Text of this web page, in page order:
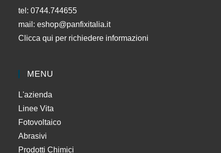
tel: 0744.744655
mail:eshop@panfixitalia.it
Clicca qui per richiedere informazioni
MENU
L'azienda
Linee Vita
Fotovoltaico
Abrasivi
Prodotti Chimici